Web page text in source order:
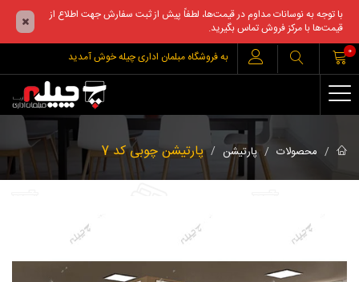
با توجه به نوسانات مداوم در قیمت‌ها، لطفاً پیش از ثبت سفارش جهت اطلاع از
قیمت‌ها با مرکز فروش تماس بگیرید.
به فروشگاه مبلمان اداری چیله خوش آمدید
0
محصولات پارتیشن پارتیشن چوبی کد 7